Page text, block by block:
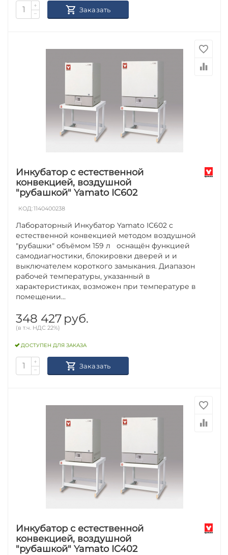
+
−
Заказать
Инкубатор с естественной
конвекцией, воздушной
"рубашкой" Yamato IC602
КОД:1140400238
Лабораторный Инкубатор Yamato IC602 с
естественной конвекцией методом воздушной
"рубашки" объёмом 159 л оснащён функцией
самодиагностики, блокировки дверей и и
выключателем короткого замыкания. Диапазон
рабочей температуры, указанный в
характеристиках, возможен при температуре в
помещении...
348 427 руб.
(в т.ч. НДС 22%)
ДОСТУПЕН ДЛЯ ЗАКАЗА
+
−
Заказать
Инкубатор с естественной
конвекцией, воздушной
"рубашкой" Yamato IC402